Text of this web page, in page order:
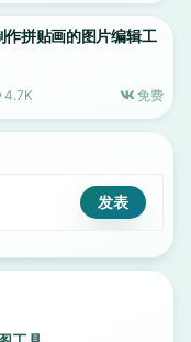
拼贴画的图片编辑工
4.7K 免费